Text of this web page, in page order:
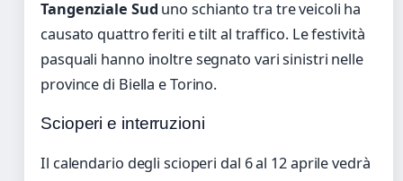
Tangenziale Sud uno schianto tra tre veicoli ha
causato quattro feriti e tilt al traffico. Le festività
pasquali hanno inoltre segnato vari sinistri nelle
province di Biella e Torino.
Scioperi e interruzioni
Il calendario degli scioperi dal 6 al 12 aprile vedrà